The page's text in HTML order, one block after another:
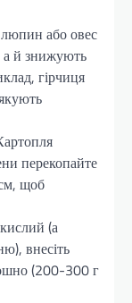
або овес
а й знижують
гірчиця
перекопайте
щоб
(а
внесіть
(200-300 г